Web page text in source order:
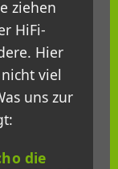
ziehen
HiFi-
Hier
viel
uns zur
die